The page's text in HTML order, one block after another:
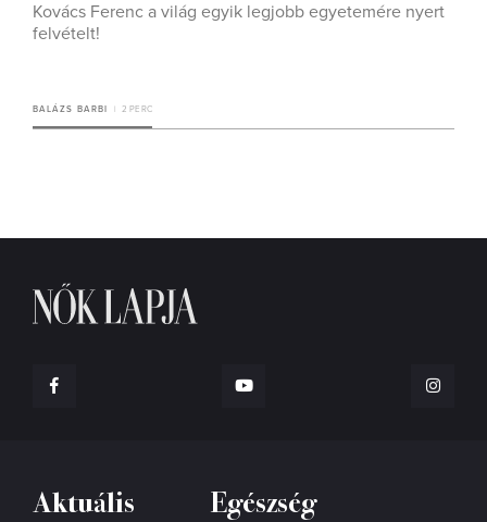
Kovács Ferenc a világ egyik legjobb egyetemére nyert
felvételt!
BALÁZS BARBI 2 PERC
Aktuális Egészség